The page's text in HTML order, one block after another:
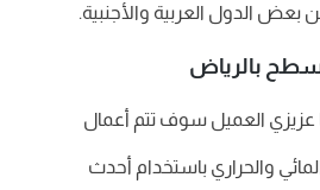
الدول العربية والأجنبية.
بالرياض
عزيزي العميل سوف تتم أعمال
والحراري باستخدام أحدث